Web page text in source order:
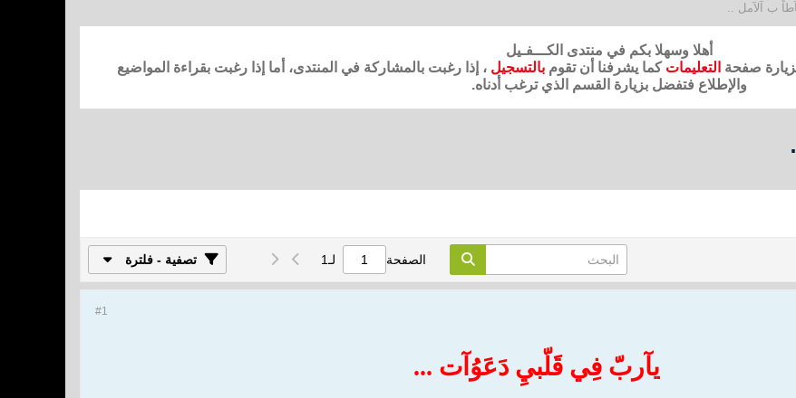
ب آلآمل ..
أهلا وسهلا بكم في منتدى الكـــفـيل
صفحة التعليمات كما يشرفنا أن تقوم بالتسجيل ، إذا رغبت بالمشاركة في المنتدى، أما إذا رغبت بقراءة المواضيع
والإطلاع فتفضل بزيارة القسم الذي ترغب أدناه.
الصفحة لـ1 تصفية - فلترة
#1
يآربّ فِي قَلّبيِ دَعَوُآت ...